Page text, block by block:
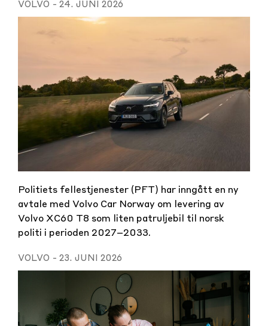
VOLVO - 24. JUNI 2026
Politiets fellestjenester (PFT) har inngått en ny
avtale med Volvo Car Norway om levering av
Volvo XC60 T8 som liten patruljebil til norsk
politi i perioden 2027–2033.
VOLVO - 23. JUNI 2026